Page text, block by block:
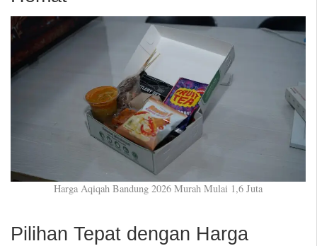
Harga Aqiqah Bandung 2026 Murah Mulai 1,6 Juta
Pilihan Tepat dengan Harga